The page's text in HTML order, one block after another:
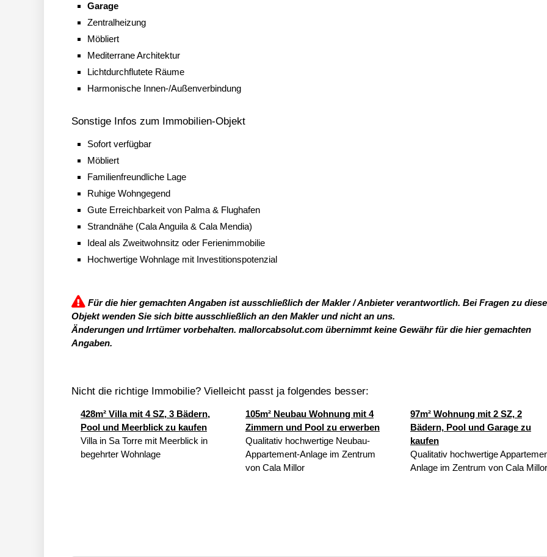
Garage
Zentralheizung
Möbliert
Mediterrane Architektur
Lichtdurchflutete Räume
Harmonische Innen-/Außenverbindung
Sonstige Infos zum Immobilien-Objekt
Sofort verfügbar
Möbliert
Familienfreundliche Lage
Ruhige Wohngegend
Gute Erreichbarkeit von Palma & Flughafen
Strandnähe (Cala Anguila & Cala Mendia)
Ideal als Zweitwohnsitz oder Ferienimmobilie
Hochwertige Wohnlage mit Investitionspotenzial
Für die hier gemachten Angaben ist ausschließlich der Makler / Anbieter verantwortlich. Bei Fragen zu
Objekt wenden Sie sich bitte ausschließlich an den Makler und nicht an uns.
Änderungen und Irrtümer vorbehalten. mallorcabsolut.com übernimmt keine Gewähr für die hier gemachten
Angaben.
Nicht die richtige Immobilie? Vielleicht passt ja folgendes besser:
428m² Villa mit 4 SZ, 3 Bädern,
Pool und Meerblick zu kaufen
Villa in Sa Torre mit Meerblick in
begehrter Wohnlage
105m² Neubau Wohnung mit 4
Zimmern und Pool zu erwerben
Qualitativ hochwertige Neubau-
Appartement-Anlage im Zentrum
von Cala Millor
97m² Wohnung mit 2 SZ, 2
Bädern, Pool und Garage zu
kaufen
Qualitativ hochwertige
Anlage im Zentrum von Cala Millor